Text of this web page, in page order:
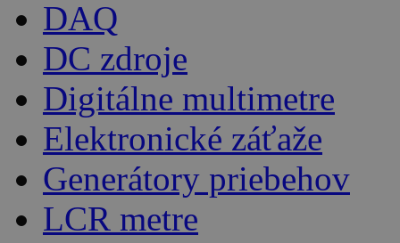
DAQ
DC zdroje
Digitálne multimetre
Elektronické záťaže
Generátory priebehov
LCR metre